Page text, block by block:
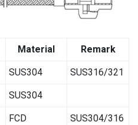
Material Remark
SUS304 SUS316/321
SUS304
FCD
SUS304/316